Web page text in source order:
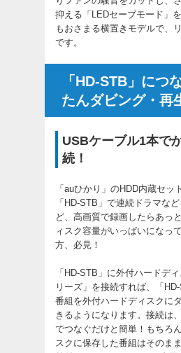
抑える「LEDセーブモード」
もおさまる横置きモデルで、
です。
「HD-STB」につ
たんダビング・再
USBケーブル1本で
続！
「auひかり」のHDD内蔵セッ
「HD-STB」で連続ドラマな
ど、高画質で録画したらあっ
ィスク容量がいっぱいになっ
方、必見！
「HD-STB」に外付ハードデ
リーズ」を接続すれば、「
番組を外付ハードディスクに
きるようになります。接続は
でつなぐだけと簡単！もちろ
スクに保存した番組はそのま